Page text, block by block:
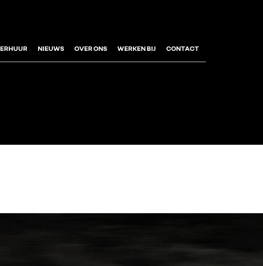
NIEUWS OVER ONS WERKEN BIJ CONTACT